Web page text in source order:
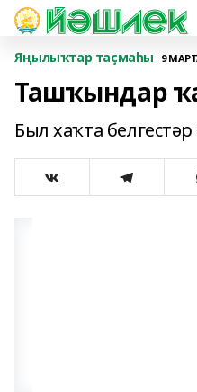
Яңылыҡтар таҫмаһы 9
Ташҡындар
Был хаҡта